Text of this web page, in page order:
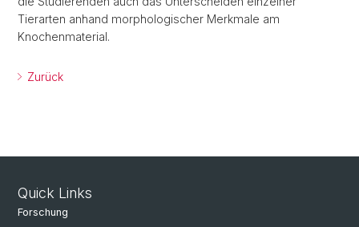
Tierarten anhand morphologischer Merkmale am
Knochenmaterial.
Zurück
Quick Links
Forschung